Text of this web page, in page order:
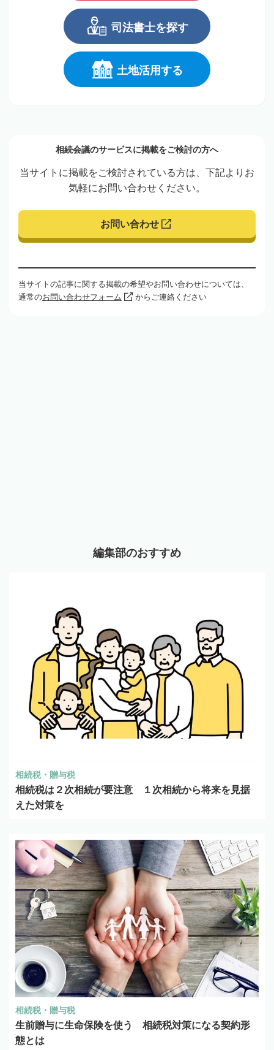
司法書士を探す
土地活用する
相続会議のサービスに掲載をご検討の方へ
当サイトに掲載をご検討されている方は、下記よりお
気軽にお問い合わせください。
お問い合わせ
当サイトの記事に関する掲載の希望やお問い合わせについては、
通常のお問い合わせフォーム からご連絡ください
編集部のおすすめ
相続税・贈与税
相続税は２次相続が要注意 １次相続から将来を見据
えた対策を
相続税・贈与税
生前贈与に生命保険を使う 相続税対策になる契約形
態とは